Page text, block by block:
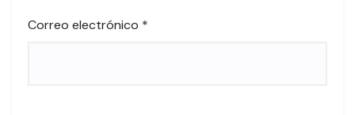
Correo electrónico *